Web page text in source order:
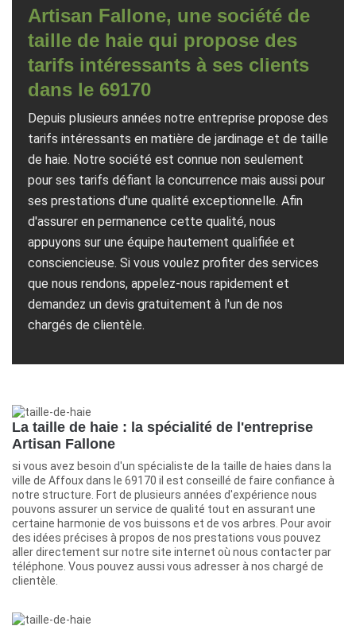
Artisan Fallone, une société de
taille de haie qui propose des
tarifs intéressants à ses clients
dans le 69170
Depuis plusieurs années notre entreprise propose des
tarifs intéressants en matière de jardinage et de taille
de haie. Notre société est connue non seulement
pour ses tarifs défiant la concurrence mais aussi pour
ses prestations d'une qualité exceptionnelle. Afin
d'assurer en permanence cette qualité, nous
appuyons sur une équipe hautement qualifiée et
consciencieuse. Si vous voulez profiter des services
que nous rendons, appelez-nous rapidement et
demandez un devis gratuitement à l'un de nos
chargés de clientèle.
La taille de haie : la spécialité de l'entreprise
Artisan Fallone
si vous avez besoin d'un spécialiste de la taille de haies dans la
ville de Affoux dans le 69170 il est conseillé de faire confiance à
notre structure. Fort de plusieurs années d'expérience nous
pouvons assurer un service de qualité tout en assurant une
certaine harmonie de vos buissons et de vos arbres. Pour avoir
des idées précises à propos de nos prestations vous pouvez
aller directement sur notre site internet où nous contacter par
téléphone. Vous pouvez aussi vous adresser à nos chargé de
clientèle.